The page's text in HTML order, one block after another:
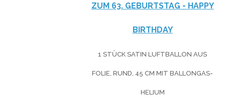
ZUM 63. GEBURTSTAG - HAPPY
BIRTHDAY
1 STÜCK SATIN LUFTBALLON AUS
FOLIE, RUND, 45 CM MIT BALLONGAS-
HELIUM